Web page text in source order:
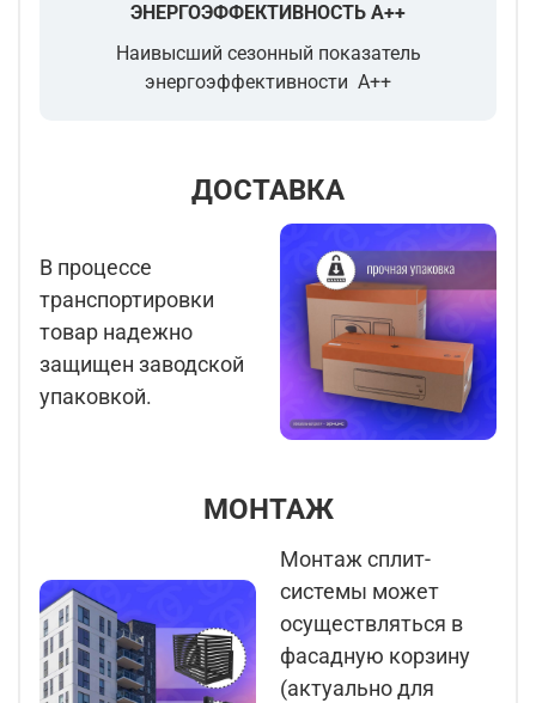
ЭНЕРГОЭФФЕКТИВНОСТЬ A++
Наивысший сезонный показатель
энергоэффективности A++
ДОСТАВКА
В процессе
транспортировки
товар надежно
защищен заводской
упаковкой.
МОНТАЖ
Монтаж сплит-
системы может
осуществляться в
фасадную корзину
(актуально для